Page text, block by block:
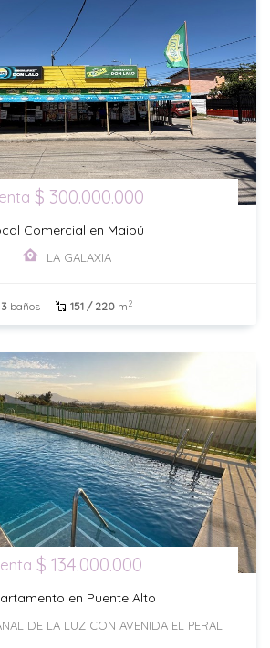
$ 300.000.000
Comercial en Maipú
LA GALAXIA
3baños 151 / 220m2
$ 134.000.000
en Puente Alto
DE LA LUZ CON AVENIDA EL PERAL